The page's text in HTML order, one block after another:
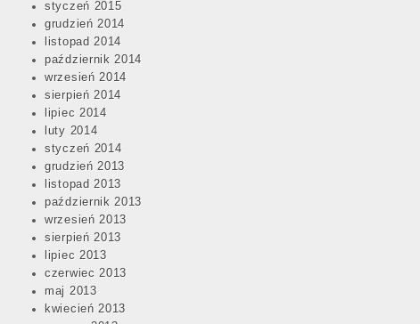
styczeń 2015
grudzień 2014
listopad 2014
październik 2014
wrzesień 2014
sierpień 2014
lipiec 2014
luty 2014
styczeń 2014
grudzień 2013
listopad 2013
październik 2013
wrzesień 2013
sierpień 2013
lipiec 2013
czerwiec 2013
maj 2013
kwiecień 2013